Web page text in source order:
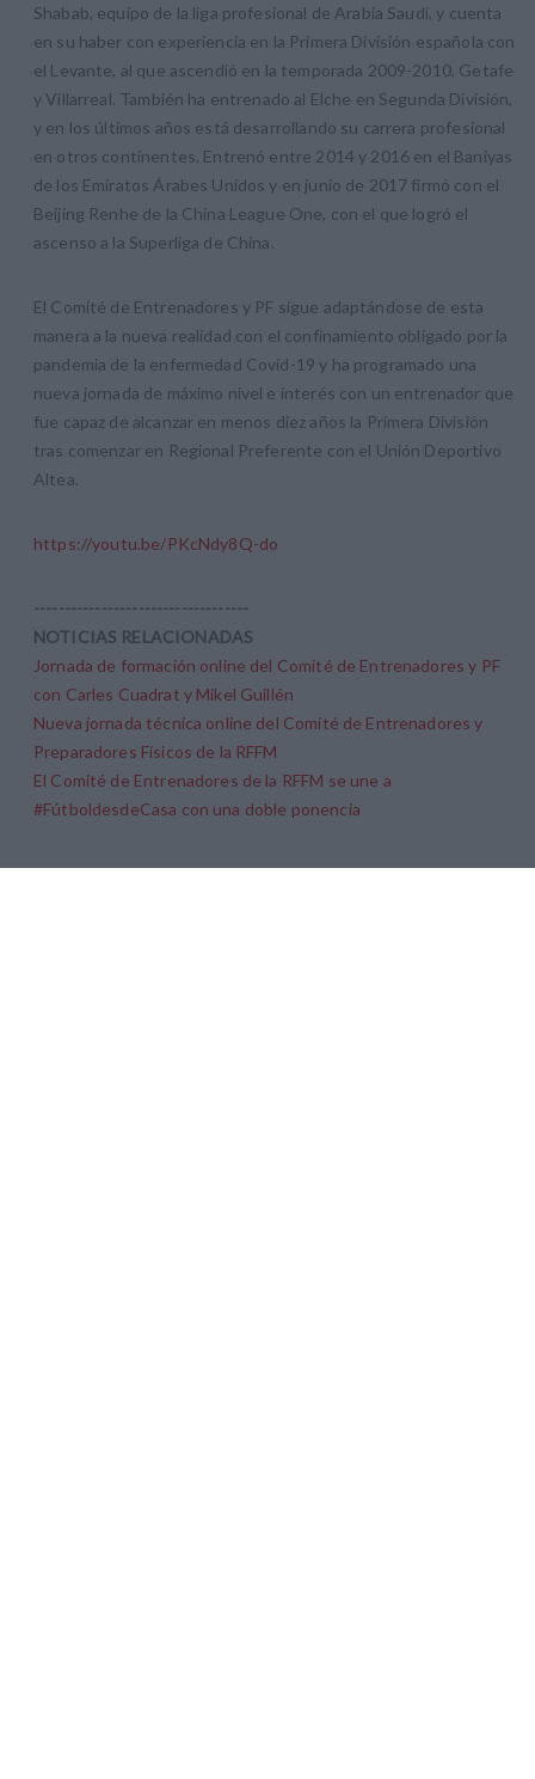
Shabab, equipo de la liga profesional de Arabia Saudí, y cuenta
en su haber con experiencia en la Primera División española con
el Levante, al que ascendió en la temporada 2009-2010, Getafe
y Villarreal. También ha entrenado al Elche en Segunda División,
y en los últimos años está desarrollando su carrera profesional
en otros continentes. Entrenó entre 2014 y 2016 en el Baniyas
de los Emiratos Árabes Unidos y en junio de 2017 firmó con el
Beijing Renhe de la China League One, con el que logró el
ascenso a la Superliga de China.
El Comité de Entrenadores y PF sigue adaptándose de esta
manera a la nueva realidad con el confinamiento obligado por la
pandemia de la enfermedad Covid-19 y ha programado una
nueva jornada de máximo nivel e interés con un entrenador que
fue capaz de alcanzar en menos diez años la Primera División
tras comenzar en Regional Preferente con el Unión Deportivo
Altea.
https://youtu.be/PKcNdy8Q-do
-----------------------------------
NOTICIAS RELACIONADAS
Jornada de formación online del Comité de Entrenadores y PF
con Carles Cuadrat y Mikel Guillén
Nueva jornada técnica online del Comité de Entrenadores y
Preparadores Físicos de la RFFM
El Comité de Entrenadores de la RFFM se une a
#FútboldesdeCasa con una doble ponencia